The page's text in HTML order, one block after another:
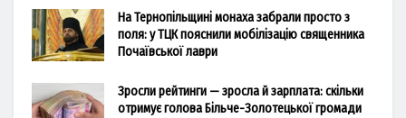
На Тернопільщині монаха забрали просто з
поля: у ТЦК пояснили мобілізацію священника
Почаївської лаври
Зросли рейтинги — зросла й зарплата: скільки
отримує голова Більче-Золотецької громади